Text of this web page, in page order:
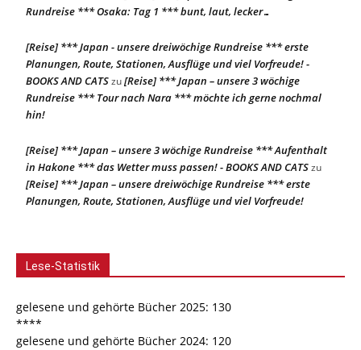
Rundreise *** Osaka: Tag 1 *** bunt, laut, lecker…
[Reise] *** Japan - unsere dreiwöchige Rundreise *** erste
Planungen, Route, Stationen, Ausflüge und viel Vorfreude! -
BOOKS AND CATSzu[Reise] *** Japan – unsere 3 wöchige
Rundreise *** Tour nach Nara *** möchte ich gerne nochmal
hin!
[Reise] *** Japan – unsere 3 wöchige Rundreise *** Aufenthalt
in Hakone *** das Wetter muss passen! - BOOKS AND CATSzu
[Reise] *** Japan – unsere dreiwöchige Rundreise *** erste
Planungen, Route, Stationen, Ausflüge und viel Vorfreude!
Lese-Statistik
gelesene und gehörte Bücher 2025: 130
****
gelesene und gehörte Bücher 2024: 120